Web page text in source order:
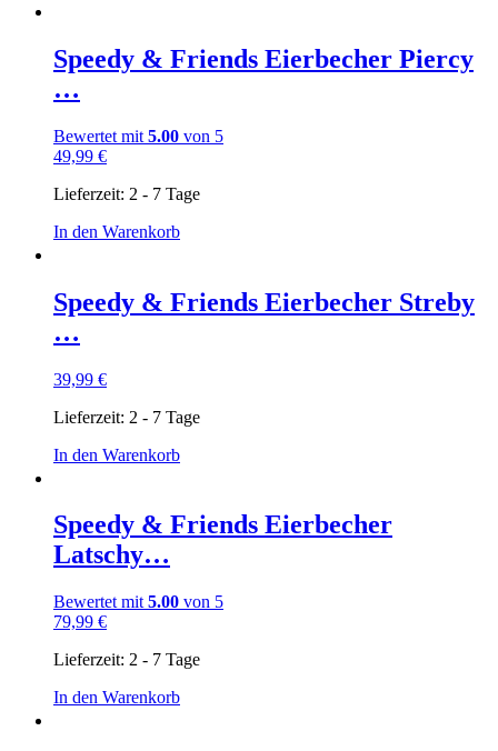
Speedy & Friends Eierbecher Piercy
…
Bewertet mit 5.00 von 5
49,99 €
Lieferzeit: 2 - 7 Tage
In den Warenkorb
Speedy & Friends Eierbecher Streby
…
39,99 €
Lieferzeit: 2 - 7 Tage
In den Warenkorb
Speedy & Friends Eierbecher
Latschy…
Bewertet mit 5.00 von 5
79,99 €
Lieferzeit: 2 - 7 Tage
In den Warenkorb